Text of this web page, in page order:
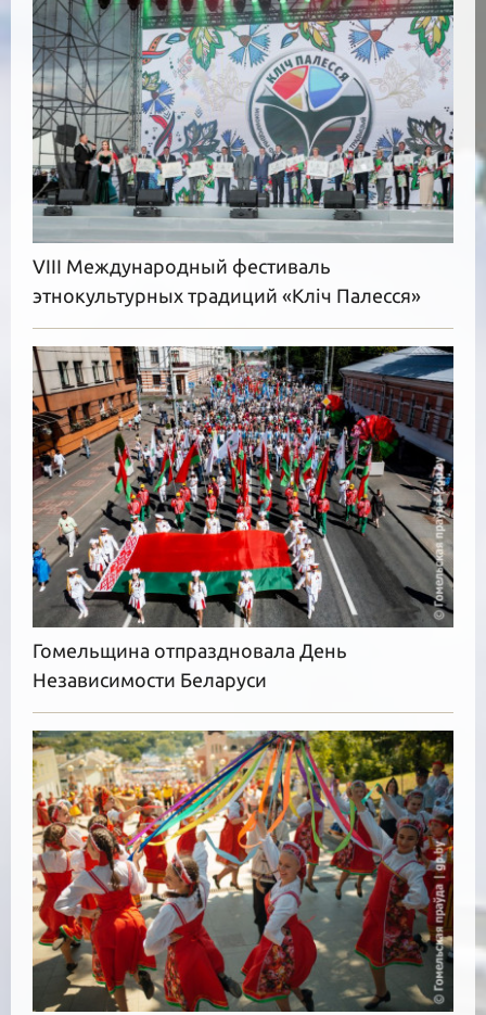
VIII Международный фестиваль
этнокультурных традиций «Кліч Палесся»
Гомельщина отпраздновала День
Независимости Беларуси